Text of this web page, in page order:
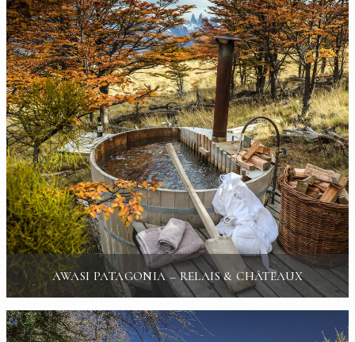
AWASI PATAGONIA – RELAIS & CHÂTEAUX